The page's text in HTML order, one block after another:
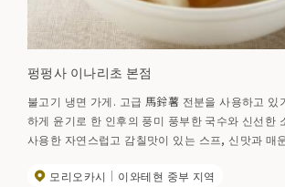
펑펑사 이나리초 본점
불고기 냉면 가게. 고급 馬鈴薯 전분을 사용하고 있
하게 윤기로 한 인후의 풍미 풍부한 국수와 신선한
사용한 자연스럽고 감칠맛이 있는 스프, 신맛과 매
과 소재를 고집한 소바 냉면, 불고기, 이시야키 비
모리오카시 이와테현 중부 지역